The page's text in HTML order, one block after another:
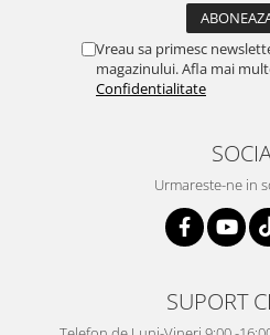
Vreau sa primesc
magazinului. Afla mai
Confidentialitate
Urmareste-ne in
SUPORT